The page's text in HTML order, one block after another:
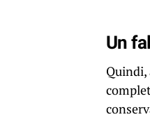
Un
Quindi,